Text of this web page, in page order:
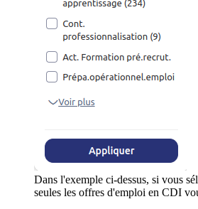
Dans l'exemple ci-dessus, si vous
seules les offres d'emploi en CDI